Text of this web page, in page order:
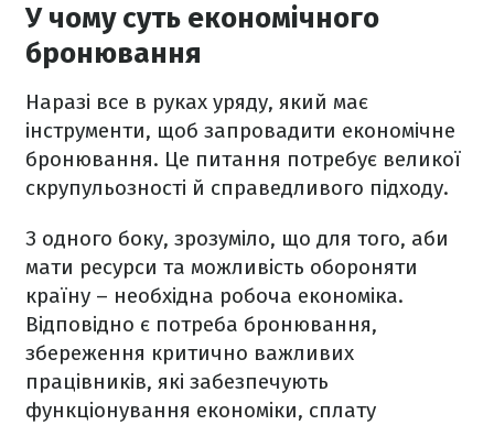
У чому суть економічного
бронювання
Наразі все в руках уряду, який має
інструменти, щоб запровадити економічне
бронювання. Це питання потребує великої
скрупульозності й справедливого підходу.
З одного боку, зрозуміло, що для того, аби
мати ресурси та можливість обороняти
країну – необхідна робоча економіка.
Відповідно є потреба бронювання,
збереження критично важливих
працівників, які забезпечують
функціонування економіки, сплату